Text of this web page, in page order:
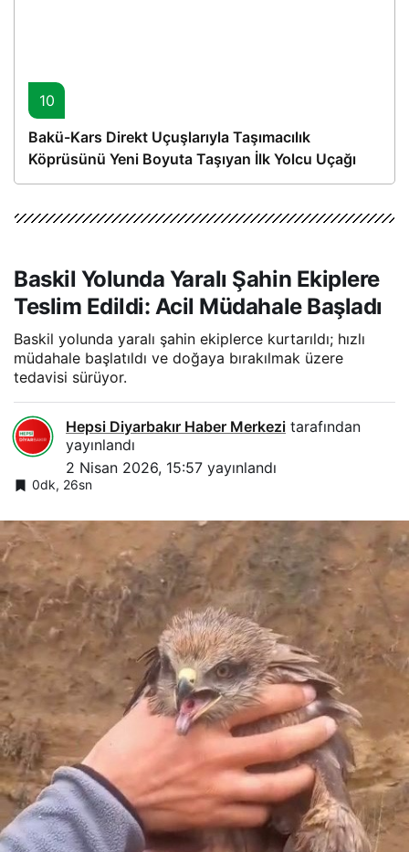
10
Bakü-Kars Direkt Uçuşlarıyla Taşımacılık
Köprüsünü Yeni Boyuta Taşıyan İlk Yolcu Uçağı
Hareket Etti
Baskil Yolunda Yaralı Şahin Ekiplere
Teslim Edildi: Acil Müdahale Başladı
Baskil yolunda yaralı şahin ekiplerce kurtarıldı; hızlı
müdahale başlatıldı ve doğaya bırakılmak üzere
tedavisi sürüyor.
Hepsi Diyarbakır Haber Merkezi tarafından
yayınlandı
2 Nisan 2026, 15:57 yayınlandı
0dk, 26sn